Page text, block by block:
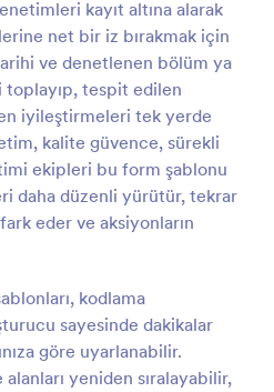
kayıt altına alarak
net bir iz bırakmak için
ve denetlenen bölüm ya
tespit edilen
iyileştirmeleri tek yerde
kalite güvence, sürekli
ekipleri bu form şablonu
daha düzenli yürütür, tekrar
eder ve aksiyonların
kodlama
sayesinde dakikalar
göre uyarlanabilir.
yeniden sıralayabilir,
yanıtların geçmişini
veya Google Drive ile
formlardan yanıtları
ücretsiz Form